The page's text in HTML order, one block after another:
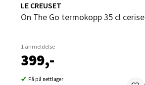
LE CREUSET
On The Go termokopp 35 cl cerise
1 anmeldelse
399,-
Få på nettlager
Åpent i dag 10-17